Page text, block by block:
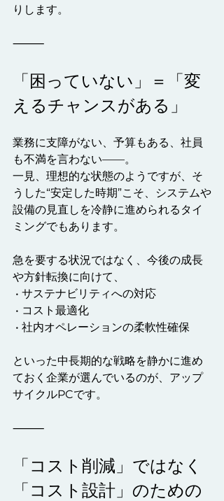
りします。
⸻
「困っていない」＝「変
えるチャンスがある」
業務に支障がない、予算もある、社員
も不満を言わない——。
一見、理想的な状態のようですが、そ
うした“安定した時期”こそ、システムや
設備の見直しを冷静に進められるタイ
ミングでもあります。
急を要する状況ではなく、今後の成長
や方針転換に向けて、
• サステナビリティへの対応
• コスト最適化
• 社内オペレーションの柔軟性確保
といった中長期的な戦略を静かに進め
ておく企業が選んでいるのが、アップ
サイクルPCです。
⸻
「コスト削減」ではなく
「コスト設計」のための